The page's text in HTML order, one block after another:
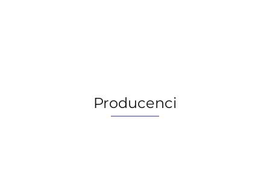
Producenci